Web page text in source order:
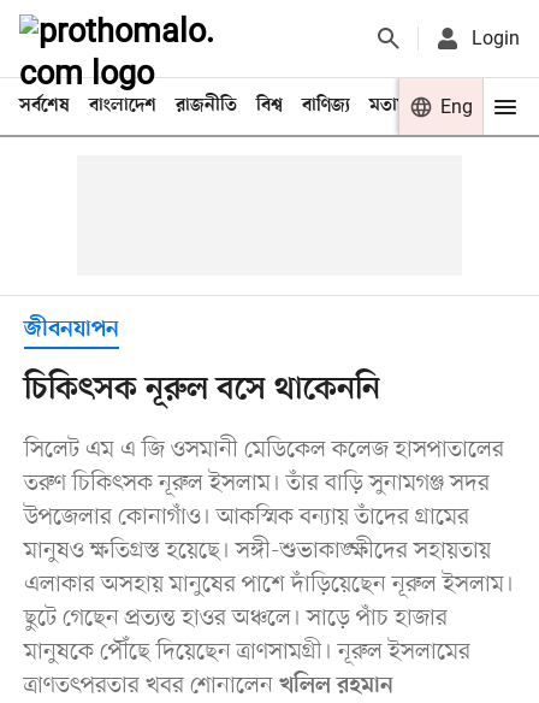
Login
সর্বশেষ বাংলাদেশ রাজনীতি বিশ্ব বাণিজ্য মতামত খেলা
Eng
জীবনযাপন
চিকিৎসক নূরুল বসে থাকেননি
সিলেট এম এ জি ওসমানী মেডিকেল কলেজ হাসপাতালের
তরুণ চিকিৎসক নূরুল ইসলাম। তাঁর বাড়ি সুনামগঞ্জ সদর
উপজেলার কোনাগাঁও। আকস্মিক বন্যায় তাঁদের গ্রামের
মানুষও ক্ষতিগ্রস্ত হয়েছে। সঙ্গী-শুভাকাঙ্ক্ষীদের সহায়তায়
এলাকার অসহায় মানুষের পাশে দাঁড়িয়েছেন নূরুল ইসলাম।
ছুটে গেছেন প্রত্যন্ত হাওর অঞ্চলে। সাড়ে পাঁচ হাজার
মানুষকে পৌঁছে দিয়েছেন ত্রাণসামগ্রী। নূরুল ইসলামের
ত্রাণতৎপরতার খবর শোনালেন খলিল রহমান